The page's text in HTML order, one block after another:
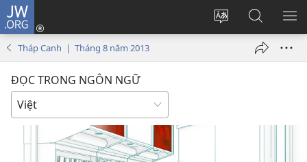
JW.ORG
Thay
Đăng
nhập
Tìm
kiếm
JW.ORG
Tháp Canh | Tháng 8 năm 2013
ĐỌC TRONG NGÔN NGỮ